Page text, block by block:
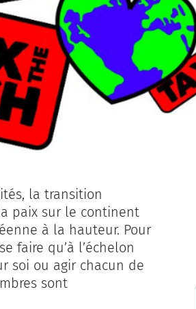
la transition
paix sur le continent
à la hauteur. Pour
faire qu’à l’échelon
soi ou agir chacun de
sont